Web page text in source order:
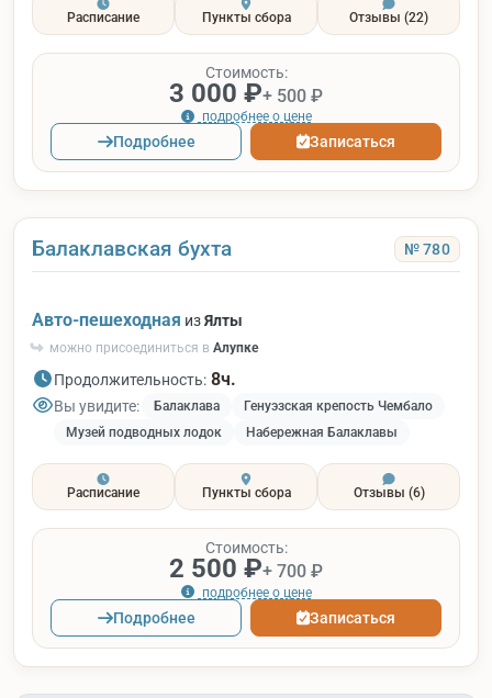
Расписание Пункты сбора Отзывы (22)
Стоимость:
3 000 ₽+ 500 ₽
подробнее о цене
Подробнее Записаться
Балаклавская бухта № 780
Авто-пешеходная изЯлты
можно присоединиться в Алупке
Продолжительность: 8ч.
Вы увидите: Балаклава
Генуэзская крепость Чембало
Музей подводных лодок
Набережная Балаклавы
Расписание Пункты сбора Отзывы (6)
Стоимость:
2 500 ₽+ 700 ₽
подробнее о цене
Подробнее Записаться